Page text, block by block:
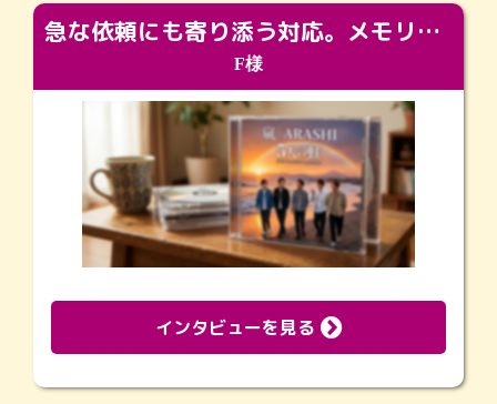
急な依頼にも寄り添う対応。メモリアルコーナーで振り返る大切な日々
F様
インタビューを見る